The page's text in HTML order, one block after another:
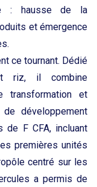
: hausse de la
et émergence
ce tournant. Dédié
riz, il combine
transformation et
développement
F CFA, incluant
premières unités
centré sur les
a permis de